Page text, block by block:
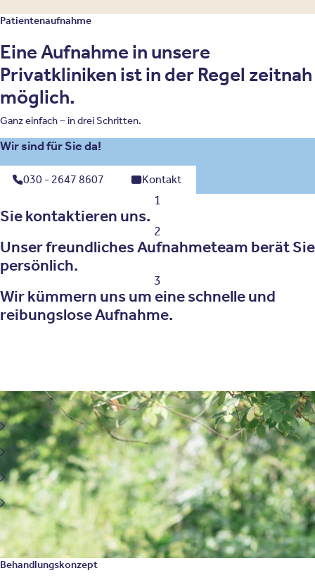
Patientenaufnahme
Eine Aufnahme in unsere
Privatkliniken ist in der Regel zeitnah
möglich.
Ganz einfach – in drei Schritten.
Wir sind für Sie da!
030 - 2647 8607 Kontakt
1
Sie kontaktieren uns.
2
Unser freundliches Aufnahmeteam berät Sie
persönlich.
3
Wir kümmern uns um eine schnelle und
reibungslose Aufnahme.
Behandlungsfelder der Sporttherapie
Depression
Angststörungen
Somatoforme Störung und chronische Schmerzen
Fibromyalgie
Behandlungskonzept